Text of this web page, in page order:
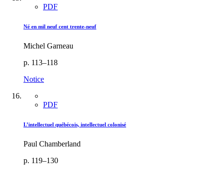
PDF
Né en mil neuf cent trente-neuf
Michel Garneau
p. 113–118
Notice
PDF
L’intellectuel québécois, intellectuel colonisé
Paul Chamberland
p. 119–130